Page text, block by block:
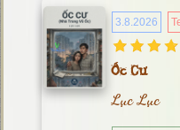
3.8.2026
Ốc Cư
Lục Lục